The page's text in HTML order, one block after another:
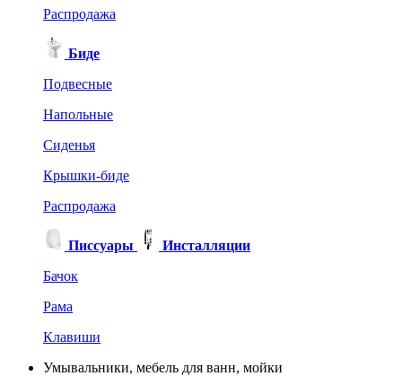
Распродажа
Биде
Подвесные
Напольные
Сиденья
Крышки-биде
Распродажа
Писсуары
Инсталляции
Бачок
Рама
Клавиши
Умывальники, мебель для ванн, мойки